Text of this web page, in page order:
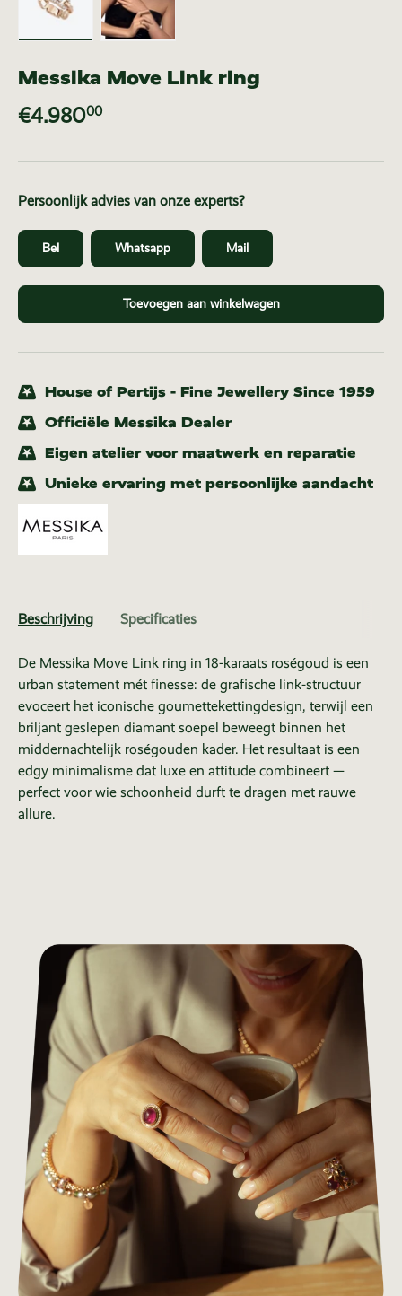
Messika Move Link ring
€4.98000
Persoonlijk advies van onze experts?
Bel Whatsapp Mail
Toevoegen aan winkelwagen
House of Pertijs - Fine Jewellery Since 1959
Officiële Messika Dealer
Eigen atelier voor maatwerk en reparatie
Unieke ervaring met persoonlijke aandacht
Beschrijving Specificaties
De Messika Move Link ring in 18-karaats roségoud is een
urban statement mét finesse: de grafische link-structuur
evoceert het iconische gou­met­tekettingdesign, terwijl een
briljant geslepen diamant soepel beweegt binnen het
middernachtelijk roségouden kader. Het resultaat is een
edgy minimalisme dat luxe en attitude combineert —
perfect voor wie schoonheid durft te dragen met rauwe
allure.